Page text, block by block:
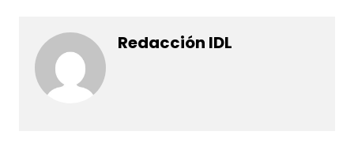
Redacción IDL